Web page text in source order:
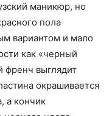
маникюр, но
пола
вариантом и мало
как «черный
выглядит
окрашивается
а кончик